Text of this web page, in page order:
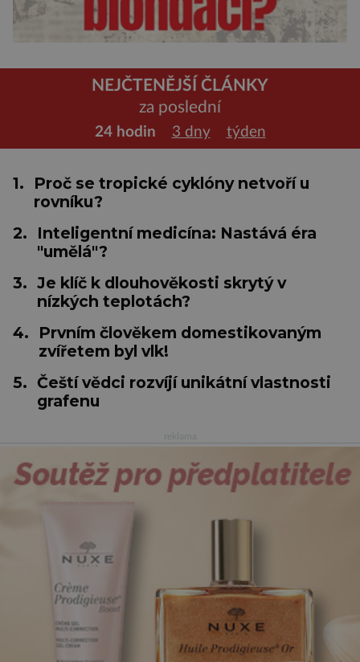
NEJČTENĚJŠÍ ČLÁNKY
za poslední
24 hodin 3 dny týden
1.
Proč se tropické cyklóny netvoří u
rovníku?
2.
Inteligentní medicína: Nastává éra
"umělá"?
3. Je klíč k dlouhověkosti skrytý v
nízkých teplotách?
4.
Prvním člověkem domestikovaným
zvířetem byl vlk!
5. Čeští vědci rozvíjí unikátní vlastnosti
grafenu